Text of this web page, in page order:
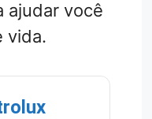
ajudar você
vida.